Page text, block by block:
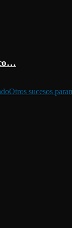
Otros sucesos